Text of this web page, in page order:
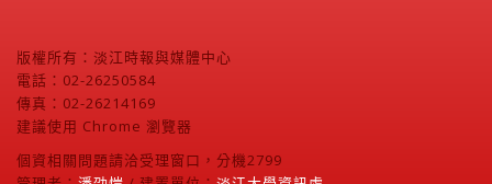
版權所有：淡江時報與媒體中心
電話：02-26250584
傳真：02-26214169
建議使用 Chrome 瀏覽器
個資相關問題請洽受理窗口，分機2799